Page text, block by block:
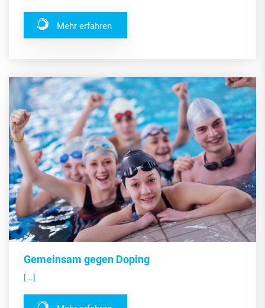
Mehr erfahren
Gemeinsam gegen Doping
[...]